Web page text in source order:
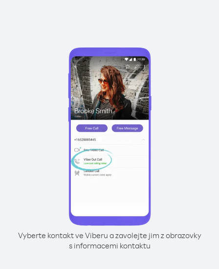
Vyberte kontakt ve Viberu a zavolejte jim z obrazovky
s informacemi kontaktu